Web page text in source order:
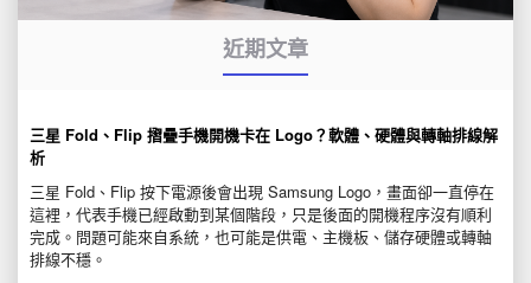
近期文章
三星 Fold、Flip 摺疊手機開機卡在 Logo？軟體、硬體與轉軸排線解
析
三星 Fold、Flip 按下電源後會出現 Samsung Logo，畫面卻一直停在
這裡，代表手機已經啟動到某個階段，只是後面的開機程序沒有順利
完成。問題可能來自系統，也可能是供電、主機板、儲存硬體或轉軸
排線不穩。